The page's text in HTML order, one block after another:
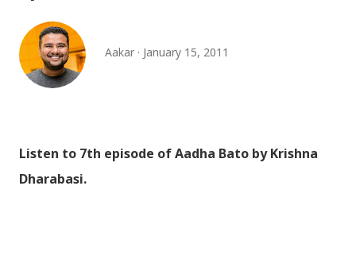
Aakar January 15, 2011
Listen to 7th episode of Aadha Bato by Krishna
Dharabasi.